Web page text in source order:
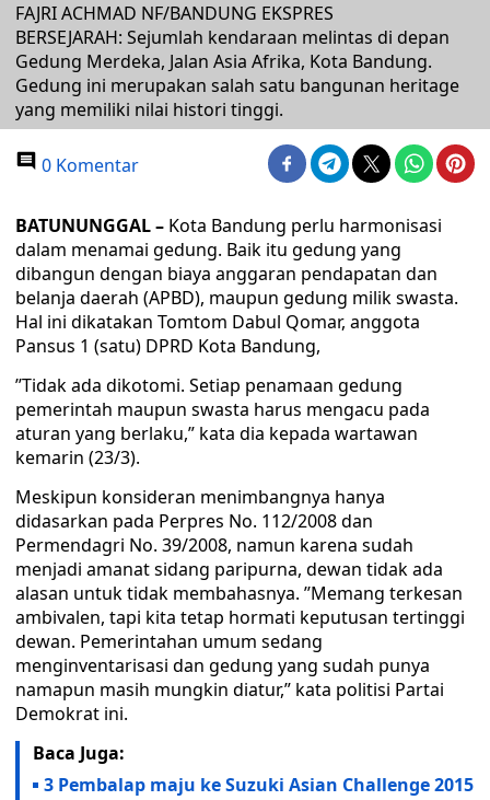
FAJRI ACHMAD NF/BANDUNG EKSPRES
BERSEJARAH: Sejumlah kendaraan melintas di depan
Gedung Merdeka, Jalan Asia Afrika, Kota Bandung.
Gedung ini merupakan salah satu bangunan heritage
yang memiliki nilai histori tinggi.
0 Komentar
BATUNUNGGAL – Kota Bandung perlu harmonisasi
dalam menamai gedung. Baik itu gedung yang
dibangun dengan biaya anggaran pendapatan dan
belanja daerah (APBD), maupun gedung milik swasta.
Hal ini dikatakan Tomtom Dabul Qomar, anggota
Pansus 1 (satu) DPRD Kota Bandung,
’’Tidak ada dikotomi. Setiap penamaan gedung
pemerintah maupun swasta harus mengacu pada
aturan yang berlaku,” kata dia kepada wartawan
kemarin (23/3).
Meskipun konsideran menimbangnya hanya
didasarkan pada Perpres No. 112/2008 dan
Permendagri No. 39/2008, namun karena sudah
menjadi amanat sidang paripurna, dewan tidak ada
alasan untuk tidak membahasnya. ’’Memang terkesan
ambivalen, tapi kita tetap hormati keputusan tertinggi
dewan. Pemerintahan umum sedang
menginventarisasi dan gedung yang sudah punya
namapun masih mungkin diatur,” kata politisi Partai
Demokrat ini.
Baca Juga:
3 Pembalap maju ke Suzuki Asian Challenge 2015